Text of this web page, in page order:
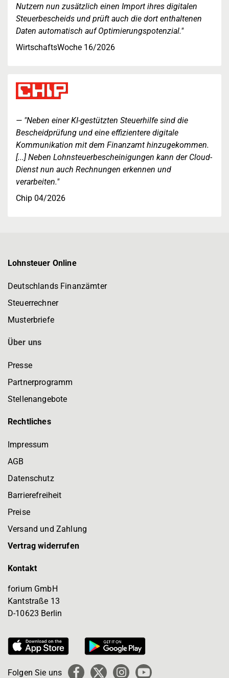
Nutzern nun zusätzlich einen Import ihres digitalen
Steuerbescheids und prüft auch die dort enthaltenen
Daten automatisch auf Optimierungspotenzial."
WirtschaftsWoche 16/2026
"Neben einer KI-gestützten Steuerhilfe sind die
Bescheidprüfung und eine effizientere digitale
Kommunikation mit dem Finanzamt hinzugekommen.
[...] Neben Lohnsteuerbescheinigungen kann der Cloud-
Dienst nun auch Rechnungen erkennen und
verarbeiten."
Chip 04/2026
Lohnsteuer Online
Deutschlands Finanzämter
Steuerrechner
Musterbriefe
Über uns
Presse
Partnerprogramm
Stellenangebote
Rechtliches
Impressum
AGB
Datenschutz
Barrierefreiheit
Preise
Versand und Zahlung
Vertrag widerrufen
Kontakt
forium GmbH
Kantstraße 13
D-10623 Berlin
Folgen Sie uns Facebook
X Instagram